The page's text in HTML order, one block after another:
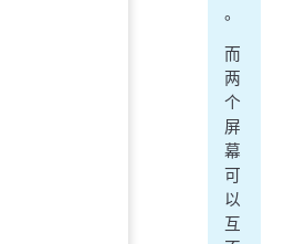
。
而
两
个
屏
幕
可
以
互